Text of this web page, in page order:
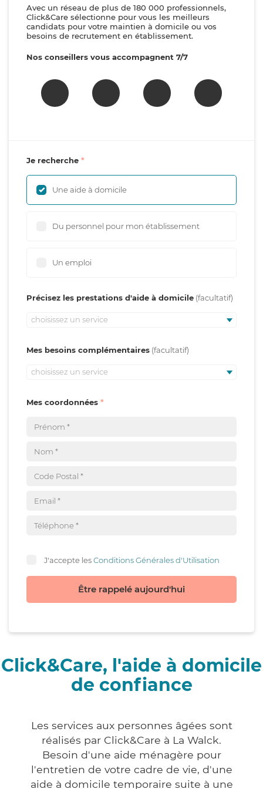
Avec un réseau de plus de 180 000 professionnels,
Click&Care sélectionne pour vous les meilleurs
candidats pour votre maintien à domicile ou vos
besoins de recrutement en établissement.
Nos conseillers vous accompagnent 7/7
Je recherche
Une aide à domicile
Du personnel pour mon établissement
Un emploi
Précisez les prestations d'aide à domicile
choisissez un service
Mes besoins complémentaires
choisissez un service
Mes coordonnées
J'accepte lesConditions Générales d'Utilisation
Être rappelé aujourd'hui
Click&Care, l'aide à domicile
de confiance
Les services aux personnes âgées sont
réalisés par Click&Care à La Walck.
Besoin d'une aide ménagère pour
l'entretien de votre cadre de vie, d'une
aide à domicile temporaire suite à une